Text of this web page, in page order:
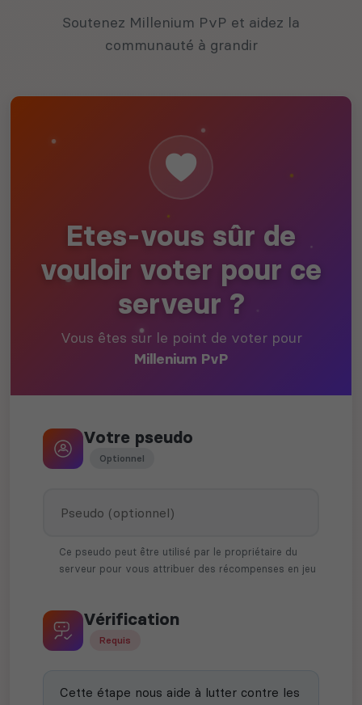
Soutenez Millenium PvP et aidez la
communauté à grandir
Etes-vous sûr de
vouloir voter pour ce
serveur ?
Vous êtes sur le point de voter pour
Millenium PvP
Votre pseudo
Optionnel
Ce pseudo peut être utilisé par le propriétaire du
serveur pour vous attribuer des récompenses en jeu
Vérification
Requis
Cette étape nous aide à lutter contre les